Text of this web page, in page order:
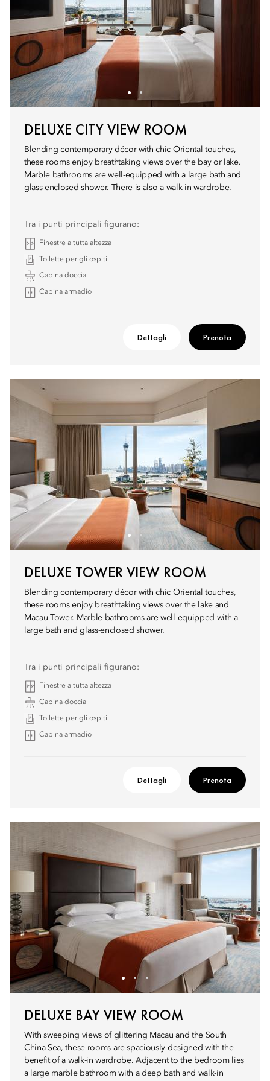
DELUXE CITY VIEW ROOM
Blending contemporary décor with chic Oriental touches,
these rooms enjoy breathtaking views over the bay or lake.
Marble bathrooms are well-equipped with a large bath and
glass-enclosed shower. There is also a walk-in wardrobe.
Tra i punti principali figurano:
Finestre a tutta altezza
Toilette per gli ospiti
Cabina doccia
Cabina armadio
Dettagli Prenota
DELUXE TOWER VIEW ROOM
Blending contemporary décor with chic Oriental touches,
these rooms enjoy breathtaking views over the lake and
Macau Tower. Marble bathrooms are well-equipped with a
large bath and glass-enclosed shower.
Tra i punti principali figurano:
Finestre a tutta altezza
Cabina doccia
Toilette per gli ospiti
Cabina armadio
Dettagli Prenota
DELUXE BAY VIEW ROOM
With sweeping views of glittering Macau and the South
China Sea, these rooms are spaciously designed with the
benefit of a walk-in wardrobe. Adjacent to the bedroom lies
a large marble bathroom with a deep bath and walk-in